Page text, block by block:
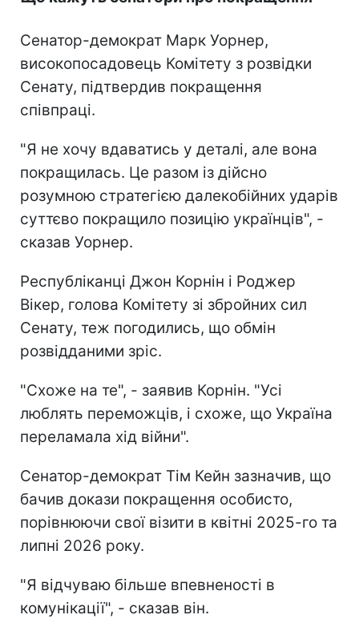
Сенатор-демократ Марк Уорнер,
високопосадовець Комітету з розвідки
Сенату, підтвердив покращення
співпраці.
"Я не хочу вдаватись у деталі, але вона
покращилась. Це разом із дійсно
розумною стратегією далекобійних ударів
суттєво покращило позицію українців", -
сказав Уорнер.
Республіканці Джон Корнін і Роджер
Вікер, голова Комітету зі збройних сил
Сенату, теж погодились, що обмін
розвідданими зріс.
"Схоже на те", - заявив Корнін. "Усі
люблять переможців, і схоже, що Україна
переламала хід війни".
Сенатор-демократ Тім Кейн зазначив, що
бачив докази покращення особисто,
порівнюючи свої візити в квітні 2025-го та
липні 2026 року.
"Я відчуваю більше впевненості в
комунікації", - сказав він.